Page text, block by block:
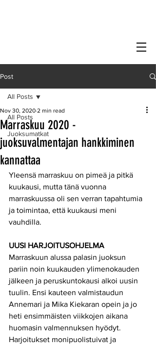
Post
All Posts
Juoksumatkat
All Posts
Marraskuu 2020 -
juoksuvalmentajan hankkiminen
kannattaa
Nov 30, 2020 2 min read
Yleensä marraskuu on pimeä ja pitkä
kuukausi, mutta tänä vuonna
marraskuussa oli sen verran tapahtumia
ja toimintaa, että kuukausi meni
vauhdilla.
UUSI HARJOITUSOHJELMA
Marraskuun alussa palasin juoksun
pariin noin kuukauden ylimenokauden
jälkeen ja peruskuntokausi alkoi uusin
tuulin. Ensi kauteen valmistaudun
Annemari ja Mika Kiekaran opein ja jo
heti ensimmäisten viikkojen aikana
huomasin valmennuksen hyödyt.
Harjoitukset monipuolistuivat ja